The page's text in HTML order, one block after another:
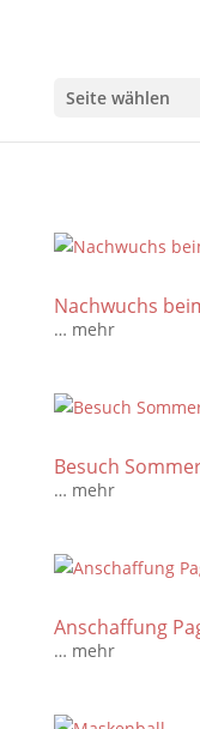
Seite wählen
Nachwuchs
… mehr
Besuch
… mehr
Anschaffung
… mehr